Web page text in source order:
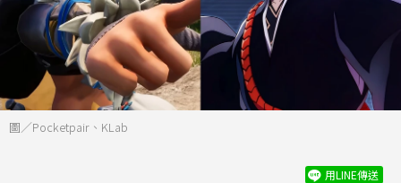
圖／Pocketpair、KLab
用LINE傳送